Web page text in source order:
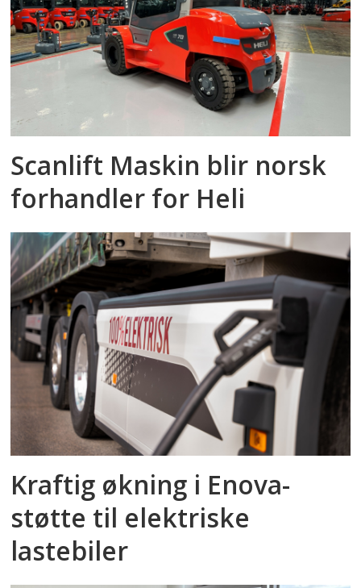
Scanlift Maskin blir norsk
forhandler for Heli
Kraftig økning i Enova-
støtte til elektriske
lastebiler